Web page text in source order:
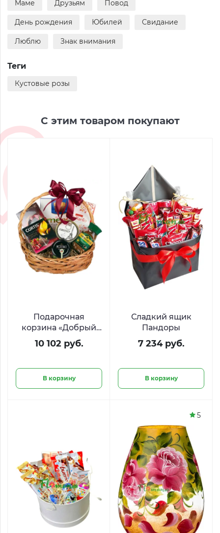
Маме Друзьям Повод
День рождения Юбилей Свидание
Люблю Знак внимания
Теги
Кустовые розы
С этим товаром покупают
Подарочная
корзина «Добрый
вечер»
10 102 руб.
В корзину
Сладкий ящик
Пандоры
7 234 руб.
В корзину
5